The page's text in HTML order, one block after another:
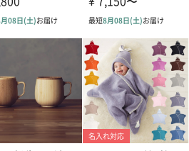
シャワージェル＆ハン
ドクリーム（ピンクグ
レープフルーツ）
（2,145円）
シャワージェ
ドクリーム（
ッシュローズ
円）